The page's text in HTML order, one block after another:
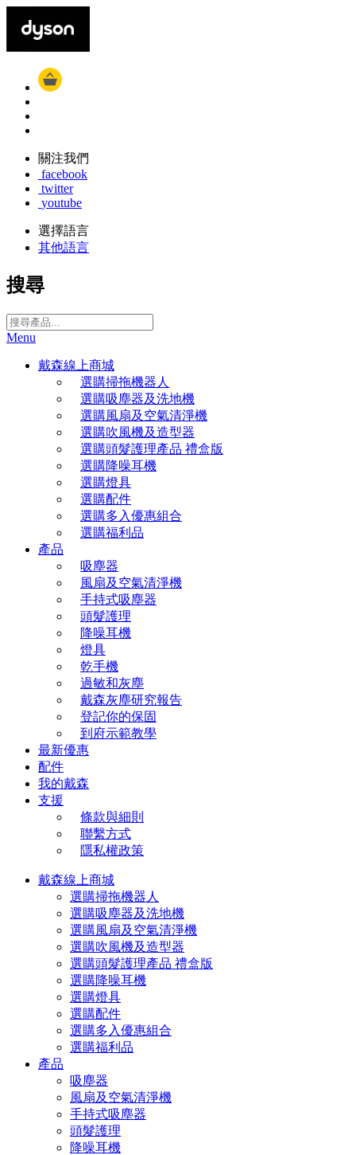
關注我們
facebook
twitter
youtube
選擇語言
其他語言
搜尋
Menu
戴森線上商城
選購掃拖機器人
選購吸塵器及洗地機
選購風扇及空氣清淨機
選購吹風機及造型器
選購頭髮護理產品 禮盒版
選購降噪耳機
選購燈具
選購配件
選購多入優惠組合
選購福利品
產品
吸塵器
風扇及空氣清淨機
手持式吸塵器
頭髮護理
降噪耳機
燈具
乾手機
過敏和灰塵
戴森灰塵研究報告
登記你的保固
到府示範教學
最新優惠
配件
我的戴森
支援
條款與細則
聯繫方式
隱私權政策
戴森線上商城
選購掃拖機器人
選購吸塵器及洗地機
選購風扇及空氣清淨機
選購吹風機及造型器
選購頭髮護理產品 禮盒版
選購降噪耳機
選購燈具
選購配件
選購多入優惠組合
選購福利品
產品
吸塵器
風扇及空氣清淨機
手持式吸塵器
頭髮護理
降噪耳機